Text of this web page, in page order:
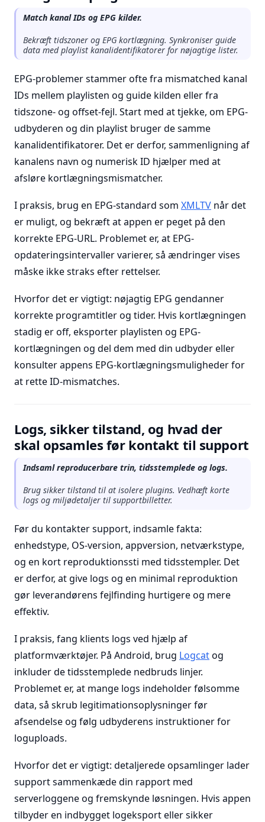
Match kanal IDs og EPG kilder.
Bekræft tidszoner og EPG kortlægning. Synkroniser guide
data med playlist kanalidentifikatorer for nøjagtige lister.
EPG-problemer stammer ofte fra mismatched kanal
IDs mellem playlisten og guide kilden eller fra
tidszone- og offset-fejl. Start med at tjekke, om EPG-
udbyderen og din playlist bruger de samme
kanalidentifikatorer. Det er derfor, sammenligning af
kanalens navn og numerisk ID hjælper med at
afsløre kortlægningsmismatcher.
I praksis, brug en EPG-standard som XMLTV når det
er muligt, og bekræft at appen er peget på den
korrekte EPG-URL. Problemet er, at EPG-
opdateringsintervaller varierer, så ændringer vises
måske ikke straks efter rettelser.
Hvorfor det er vigtigt: nøjagtig EPG gendanner
korrekte programtitler og tider. Hvis kortlægningen
stadig er off, eksporter playlisten og EPG-
kortlægningen og del dem med din udbyder eller
konsulter appens EPG-kortlægningsmuligheder for
at rette ID-mismatches.
Logs, sikker tilstand, og hvad der
skal opsamles før kontakt til support
Indsaml reproducerbare trin, tidsstemplede og logs.
Brug sikker tilstand til at isolere plugins. Vedhæft korte
logs og miljødetaljer til supportbilletter.
Før du kontakter support, indsamle fakta:
enhedstype, OS-version, appversion, netværkstype,
og en kort reproduktionssti med tidsstempler. Det
er derfor, at give logs og en minimal reproduktion
gør leverandørens fejlfinding hurtigere og mere
effektiv.
I praksis, fang klients logs ved hjælp af
platformværktøjer. På Android, brug Logcatog
inkluder de tidsstemplede nedbruds linjer.
Problemet er, at mange logs indeholder følsomme
data, så skrub legitimationsoplysninger før
afsendelse og følg udbyderens instruktioner for
loguploads.
Hvorfor det er vigtigt: detaljerede opsamlinger lader
support sammenkæde din rapport med
serverloggene og fremskynde løsningen. Hvis appen
tilbyder en indbygget logeksport eller sikker